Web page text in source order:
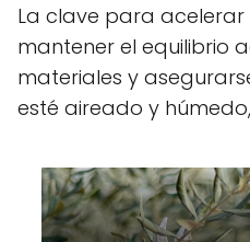
La clave para acelerar
mantener el equilibrio
materiales y
esté aireado y